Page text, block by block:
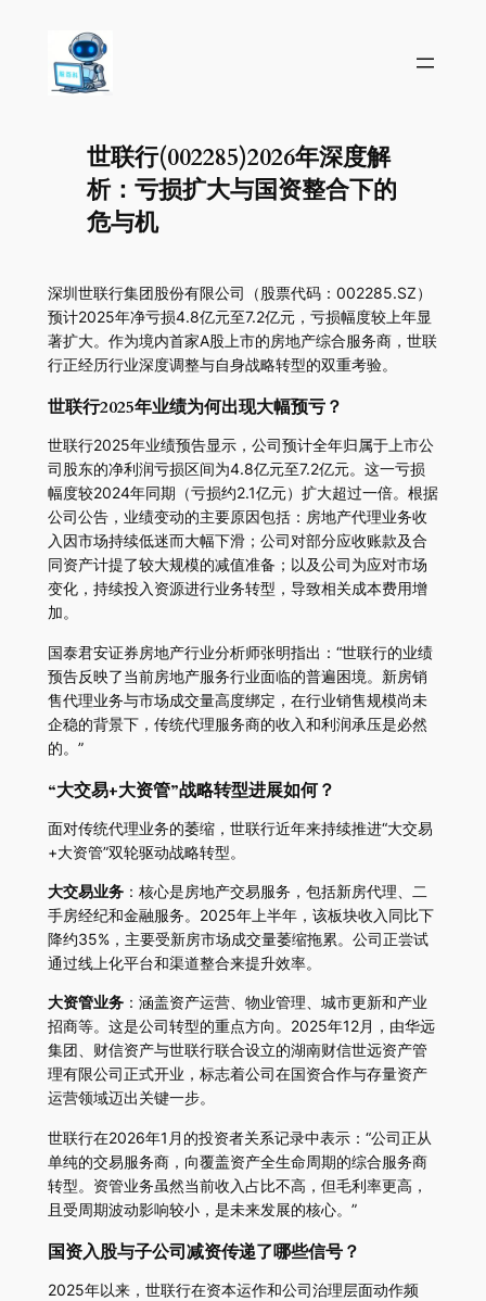
世联行(002285)2026年深度解
析：亏损扩大与国资整合下的
危与机
深圳世联行集团股份有限公司（股票代码：002285.SZ）
预计2025年净亏损4.8亿元至7.2亿元，亏损幅度较上年显
著扩大。作为境内首家A股上市的房地产综合服务商，世联
行正经历行业深度调整与自身战略转型的双重考验。
世联行2025年业绩为何出现大幅预亏？
世联行2025年业绩预告显示，公司预计全年归属于上市公
司股东的净利润亏损区间为4.8亿元至7.2亿元。这一亏损
幅度较2024年同期（亏损约2.1亿元）扩大超过一倍。根据
公司公告，业绩变动的主要原因包括：房地产代理业务收
入因市场持续低迷而大幅下滑；公司对部分应收账款及合
同资产计提了较大规模的减值准备；以及公司为应对市场
变化，持续投入资源进行业务转型，导致相关成本费用增
加。
国泰君安证券房地产行业分析师张明指出：“世联行的业绩
预告反映了当前房地产服务行业面临的普遍困境。新房销
售代理业务与市场成交量高度绑定，在行业销售规模尚未
企稳的背景下，传统代理服务商的收入和利润承压是必然
的。”
“大交易+大资管”战略转型进展如何？
面对传统代理业务的萎缩，世联行近年来持续推进“大交易
+大资管”双轮驱动战略转型。
大交易业务：核心是房地产交易服务，包括新房代理、二
手房经纪和金融服务。2025年上半年，该板块收入同比下
降约35%，主要受新房市场成交量萎缩拖累。公司正尝试
通过线上化平台和渠道整合来提升效率。
大资管业务：涵盖资产运营、物业管理、城市更新和产业
招商等。这是公司转型的重点方向。2025年12月，由华远
集团、财信资产与世联行联合设立的湖南财信世远资产管
理有限公司正式开业，标志着公司在国资合作与存量资产
运营领域迈出关键一步。
世联行在2026年1月的投资者关系记录中表示：“公司正从
单纯的交易服务商，向覆盖资产全生命周期的综合服务商
转型。资管业务虽然当前收入占比不高，但毛利率更高，
且受周期波动影响较小，是未来发展的核心。”
国资入股与子公司减资传递了哪些信号？
2025年以来，世联行在资本运作和公司治理层面动作频